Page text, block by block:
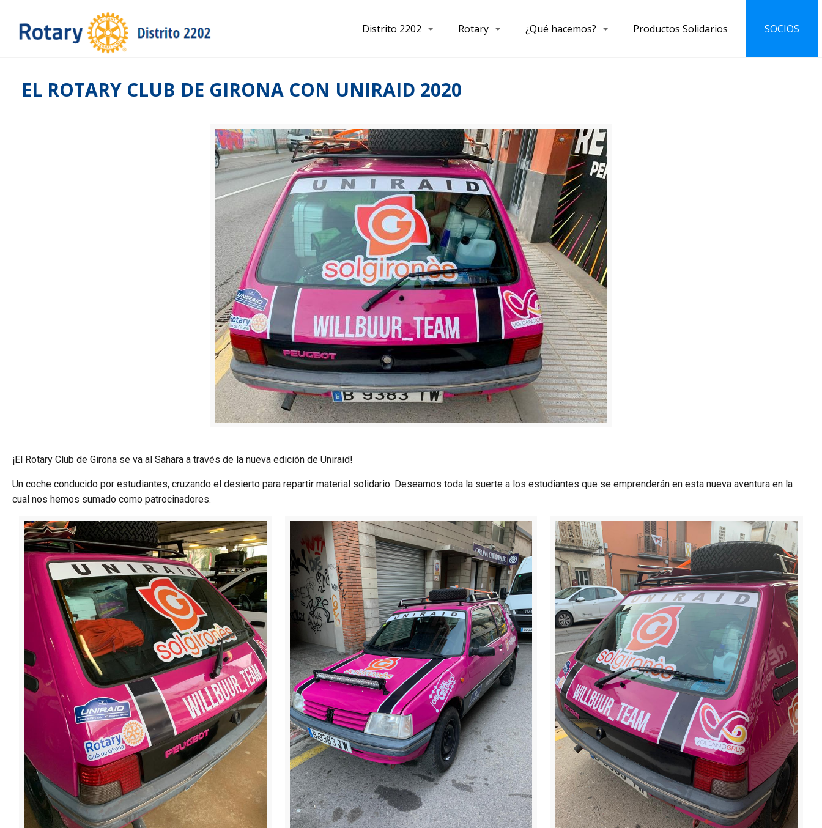
Distrito 2202 Rotary ¿Qué hacemos? Productos Solidarios SOCIOS
EL ROTARY CLUB DE GIRONA CON UNIRAID 2020
¡El Rotary Club de Girona se va al Sahara a través de la nueva edición de Uniraid!
Un coche conducido por estudiantes, cruzando el desierto para repartir material solidario. Deseamos toda la suerte a los estudiantes que se emprenderán en esta nueva aventura en la
cual nos hemos sumado como patrocinadores.